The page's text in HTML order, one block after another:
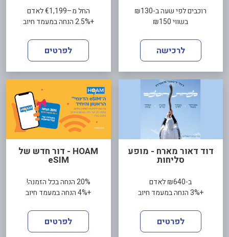
רוכבים לפי שעה ב-₪130
בשווי ₪150
לרכישה
החל מ–€1,199 לאדם
+2.5% הנחה במעמד חיוב
לפרטים
דוד דאור מארח - מופע
סליחות
ב-₪640 לאדם
+3% הנחה במעמד חיוב
לפרטים
HOAM - דור חדש של
eSIM
20% הנחה בכל הזמנה!
+4% הנחה במעמד חיוב
לפרטים